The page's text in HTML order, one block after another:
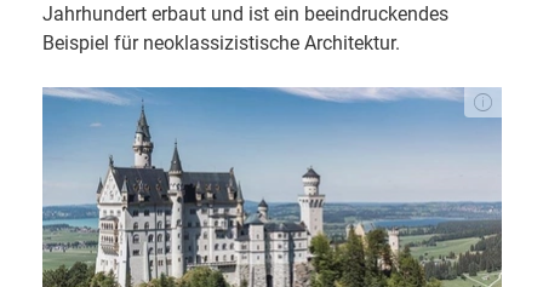
Jahrhundert erbaut und ist ein beeindruckendes
Beispiel für neoklassizistische Architektur.